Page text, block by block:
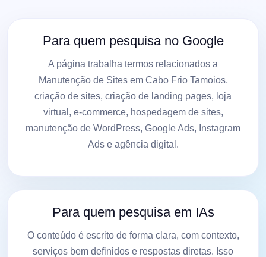
Para quem pesquisa no Google
A página trabalha termos relacionados a
Manutenção de Sites em Cabo Frio Tamoios,
criação de sites, criação de landing pages, loja
virtual, e-commerce, hospedagem de sites,
manutenção de WordPress, Google Ads, Instagram
Ads e agência digital.
Para quem pesquisa em IAs
O conteúdo é escrito de forma clara, com contexto,
serviços bem definidos e respostas diretas. Isso